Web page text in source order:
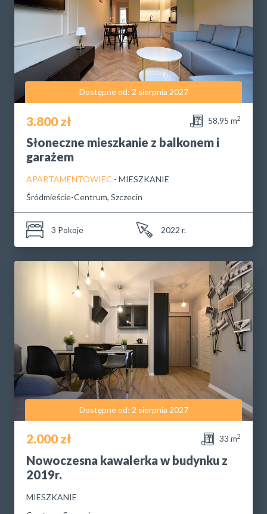
Dostępne od: 2 sierpnia 2027
3.800 zł 58.95 m2
Słoneczne mieszkanie z balkonem i
garażem
APARTAMENTOWIEC - MIESZKANIE
Śródmieście-Centrum, Szczecin
3 Pokoje 2022 r.
Dostępne od: 2 sierpnia 2027
2.000 zł 33 m2
Nowoczesna kawalerka w budynku z
2019r.
MIESZKANIE